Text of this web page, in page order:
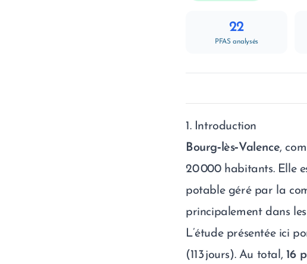
22
PFAS analysés
1. Introduction
Bourg‑lès‑Valence,
20 000 habitants. Elle
potable géré par la
principalement dans
L’étude présentée ici
(113 jours). Au total, 16